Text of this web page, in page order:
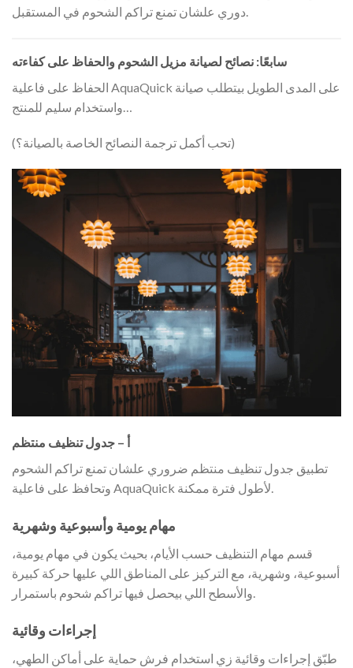
سابعًا: نصائح لصيانة مزيل الشحوم والحفاظ على كفاءته
الحفاظ على فاعلية AquaQuick على المدى الطويل بيتطلب صيانة
(تحب أكمل ترجمة النصائح الخاصة بالصيانة؟)
أ – جدول تنظيف منتظم
تطبيق جدول تنظيف منتظم ضروري علشان تمنع تراكم الشحوم
وتحافظ على فاعلية AquaQuick لأطول فترة ممكنة.
مهام يومية وأسبوعية وشهرية
قسم مهام التنظيف حسب الأيام، بحيث يكون في مهام يومية،
أسبوعية، وشهرية، مع التركيز على المناطق اللي عليها حركة كبيرة
والأسطح اللي بيحصل فيها تراكم شحوم باستمرار.
إجراءات وقائية
طبّق إجراءات وقائية زي استخدام فرش حماية على أماكن الطهي،